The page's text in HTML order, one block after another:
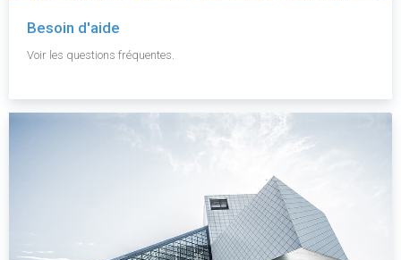
Besoin d'aide
Voir les questions fréquentes.